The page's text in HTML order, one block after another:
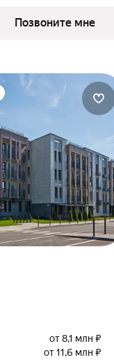
Позвоните мне
от 8,1 млн ₽
от 11,6 млн ₽